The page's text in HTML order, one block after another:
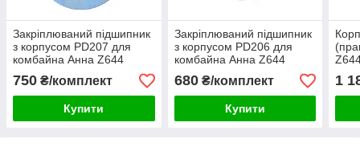
Закріплюваний підшипник
з корпусом PD207 для
комбайна Анна Z644
750 ₴/комплект
Купити
Закріплюваний підшипник
з корпусом PD206 для
комбайна Анна Z644
680₴/комплект
Купити
1